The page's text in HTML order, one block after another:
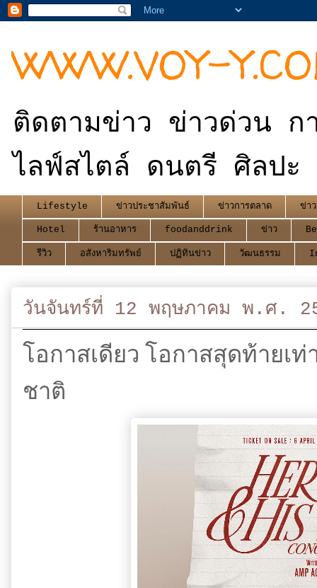
WWW.VOY-
ติดตามข่าว ข่าวด่วน ก
ไลฟ์สไตล์ ดนตรี ศิลปะ
Lifestyle ข่าวประชาสัมพันธ์ ข่าวการตลาด ข่า
Hotel ร้านอาหาร foodanddrink ข่าว
รีวิว อสังหาริมทรัพย์ ปฏิทินข่าว วัฒนธรรม
วันจันทร์ที่ 12 พฤษภาคม พ.ศ.
โอกาสเดียว โอกาสสุดท้ายเ
ชาติ